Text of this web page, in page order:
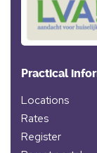
Practical
Locations
Rates
Register